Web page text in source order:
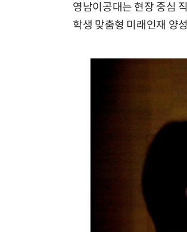
영남이공대는 현장 중심
학생 맞춤형 미래인재 양